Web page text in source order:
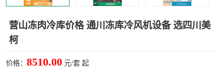
营山冻肉冷库价格 通川冻库冷风机设备 选四川美
柯
价格： 8510.00 元/套 起
甘孜冻库安装